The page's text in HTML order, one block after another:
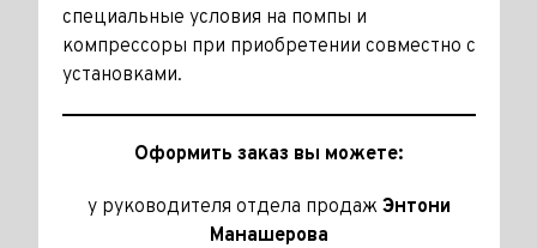
специальные условия на помпы и
компрессоры при приобретении совместно с
установками.
Оформить заказ вы можете:
у руководителя отдела продаж Энтони
Манашерова